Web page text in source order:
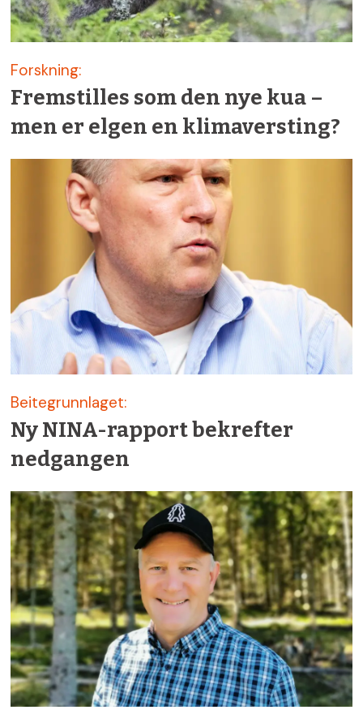
Forskning:
Fremstilles som den nye kua –
men er elgen en klimaversting?
Beitegrunnlaget:
Ny NINA-rapport bekrefter
nedgangen